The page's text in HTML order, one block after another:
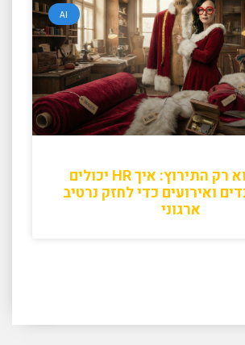
AI
סנטה הוא רק התירוץ: איך HR יכולים
ואירועים כדי לחזק נרטיב
ארגוני